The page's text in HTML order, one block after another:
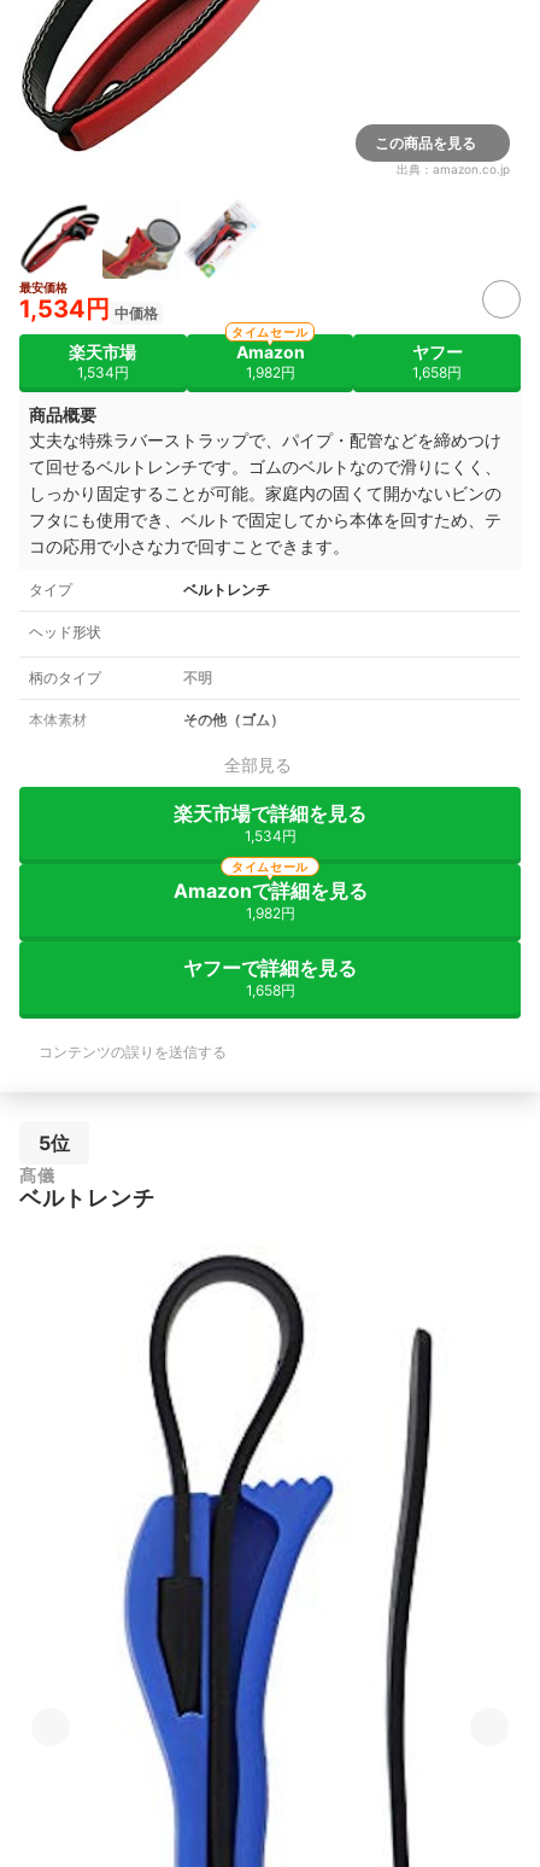
この商品を見る
出典： amazon.co.jp
最安価格
1,534円 中価格
楽天市場
1,534円
Amazon
1,982円
タイムセール
ヤフー
1,658円
商品概要
丈夫な特殊ラバーストラップで、パイプ・配管などを締めつけ
て回せるベルトレンチです。
ゴムのベルトなので滑りにくく、
しっかり固定することが可能。 家庭内の固くて開かないビンの
フタにも使用でき、ベルトで固定してから本体を回すため、テ
コの応用で小さな力で回すことできます。
タイプ ベルトレンチ
ヘッド形状
柄のタイプ 不明
本体素材 その他（ゴム）
全部見る
楽天市場で詳細を見る
1,534円
Amazonで詳細を見る
1,982円
タイムセール
ヤフーで詳細を見る
1,658円
コンテンツの誤りを送信する
5位
髙儀
ベルトレンチ